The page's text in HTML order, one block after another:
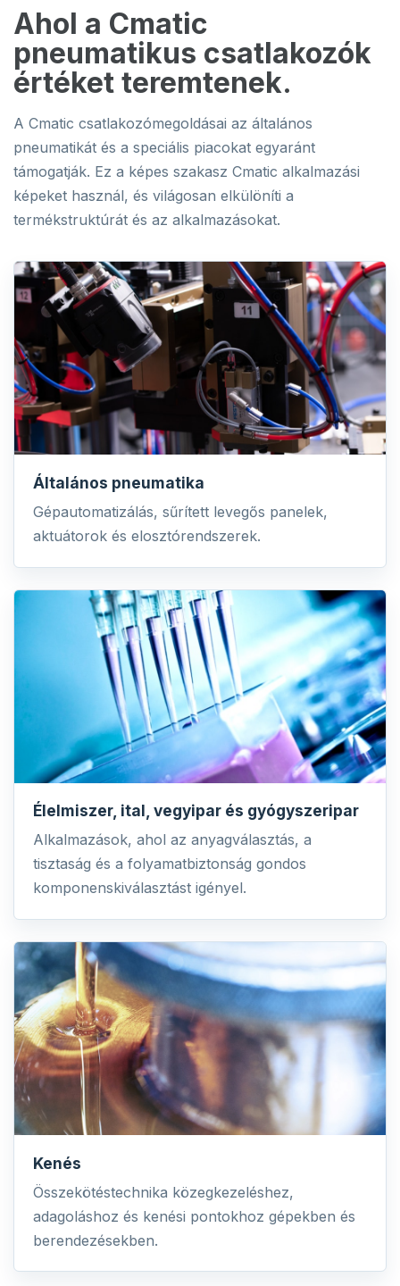
Ahol a Cmatic
pneumatikus csatlakozók
értéket teremtenek.
A Cmatic csatlakozómegoldásai az általános
pneumatikát és a speciális piacokat egyaránt
támogatják. Ez a képes szakasz Cmatic alkalmazási
képeket használ, és világosan elkülöníti a
termékstruktúrát és az alkalmazásokat.
Általános pneumatika
Gépautomatizálás, sűrített levegős panelek,
aktuátorok és elosztórendszerek.
Élelmiszer, ital, vegyipar és gyógyszeripar
Alkalmazások, ahol az anyagválasztás, a
tisztaság és a folyamatbiztonság gondos
komponenskiválasztást igényel.
Kenés
Összekötéstechnika közegkezeléshez,
adagoláshoz és kenési pontokhoz gépekben és
berendezésekben.